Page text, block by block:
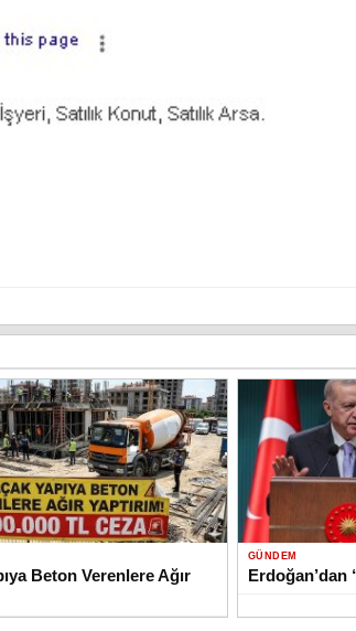
Beton Verenlere Ağır
GÜNDEM
Erdoğan’dan